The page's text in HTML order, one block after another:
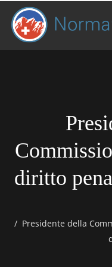
diritto
Presidente della